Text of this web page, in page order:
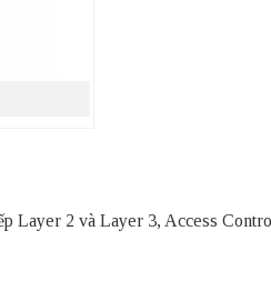
Layer 2 và Layer 3, Access